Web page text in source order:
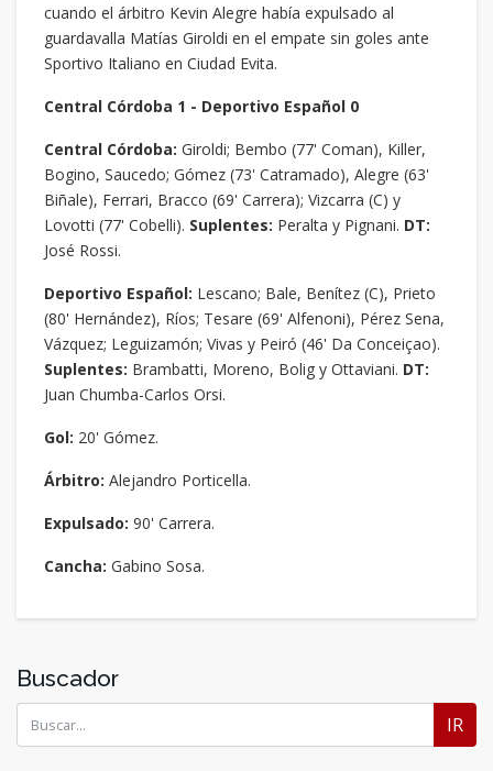
cuando el árbitro Kevin Alegre había expulsado al
guardavalla Matías Giroldi en el empate sin goles ante
Sportivo Italiano en Ciudad Evita.
Central Córdoba 1 - Deportivo Español 0
Central Córdoba: Giroldi; Bembo (77' Coman), Killer,
Bogino, Saucedo; Gómez (73' Catramado), Alegre (63'
Biñale), Ferrari, Bracco (69' Carrera); Vizcarra (C) y
Lovotti (77' Cobelli). Suplentes: Peralta y Pignani. DT:
José Rossi.
Deportivo Español: Lescano; Bale, Benítez (C), Prieto
(80' Hernández), Ríos; Tesare (69' Alfenoni), Pérez Sena,
Vázquez; Leguizamón; Vivas y Peiró (46' Da Conceiçao).
Suplentes: Brambatti, Moreno, Bolig y Ottaviani. DT:
Juan Chumba-Carlos Orsi.
Gol: 20' Gómez.
Árbitro: Alejandro Porticella.
Expulsado: 90' Carrera.
Cancha: Gabino Sosa.
Buscador
IR